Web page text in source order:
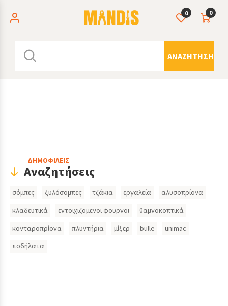
0
ΑΝΑΖΉΤΗΣΗ
0
HeaderΔΗΜΟΦΙΛΕΙΣ
Αναζητήσεις
Search
σόμπες ξυλόσομπες τζάκια εργαλεία
αλυσοπρίονα
κλαδευτικά
εντοιχιζομενοι φουρνοι
θαμνοκοπτικά
κονταροπρίονα
πλυντήρια μίξερ bulle
unimac
ποδήλατα